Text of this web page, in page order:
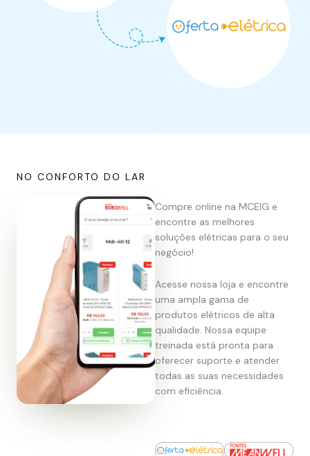
NO CONFORTO DO LAR
Compre online na MCEIG e
encontre as melhores
soluções elétricas para o seu
negócio!
Acesse nossa loja e encontre
uma ampla gama de
produtos elétricos de alta
qualidade. Nossa equipe
treinada está pronta para
oferecer suporte e atender
todas as suas necessidades
com eficiência.